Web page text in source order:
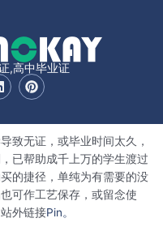
,高中毕业证
P
i
r
e
s
t
致无证，或毕业时间太久，
已帮助成千上万的学生渡过
的捷径，单纯为有需要的没
可作工艺保存，或留念使
外链接Pin。